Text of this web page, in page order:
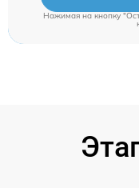
Нажимая на кнопку